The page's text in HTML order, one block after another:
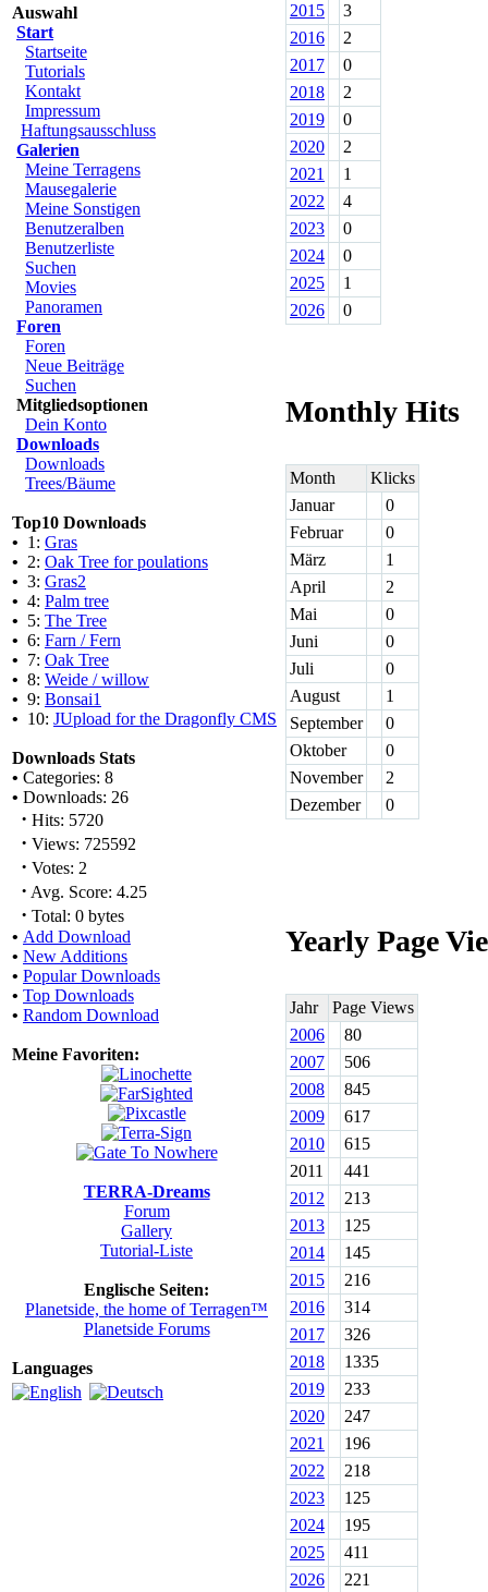
Auswahl
Start
Startseite
Tutorials
Kontakt
Impressum
Haftungsausschluss
Galerien
Meine Terragens
Mausegalerie
Meine Sonstigen
Benutzeralben
Benutzerliste
Suchen
Movies
Panoramen
Foren
Foren
Neue Beiträge
Suchen
Mitgliedsoptionen
Dein Konto
Downloads
Downloads
Trees/Bäume
Top10 Downloads
• 1: Gras
• 2: Oak Tree for poulations
• 3: Gras2
• 4: Palm tree
• 5: The Tree
• 6: Farn / Fern
• 7: Oak Tree
• 8: Weide / willow
• 9: Bonsai1
• 10: JUpload for the Dragonfly CMS
Downloads Stats
• Categories: 8
• Downloads: 26
· Hits: 5720
· Views: 725592
· Votes: 2
· Avg. Score: 4.25
· Total: 0 bytes
• Add Download
• New Additions
• Popular Downloads
• Top Downloads
• Random Download
Meine Favoriten:
TERRA-Dreams
Forum
Gallery
Tutorial-Liste
Englische Seiten:
Planetside, the home of Terragen™
Planetside Forums
Languages
2015
3
2016
2
2017
0
2018
2
2019
0
2020
2
2021
1
2022
4
2023
0
2024
0
2025
1
2026
0
Monthly Hits
Month
Klicks
Januar
0
Februar
0
März
1
April
2
Mai
0
Juni
0
Juli
0
August
1
September
0
Oktober
0
November
2
Dezember
0
Yearly Page
Jahr
Page Views
2006
80
2007
506
2008
845
2009
617
2010
615
2011
441
2012
213
2013
125
2014
145
2015
216
2016
314
2017
326
2018
1335
2019
233
2020
247
2021
196
2022
218
2023
125
2024
195
2025
411
2026
221